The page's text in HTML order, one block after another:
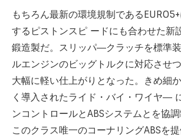
もちろん最新の環境規制である
するピストンスピ ードにも合わせた新
鍛造製だ。スリッパ―クラッチを標準
ルエンジンのビッグトルクに対応させ
大幅に軽い仕上がりとなった。きめ細
く導入されたライド・バイ・ワイヤ―
ンコントロールとABSシステムとを協
このクラス唯一のコーナリングABSを